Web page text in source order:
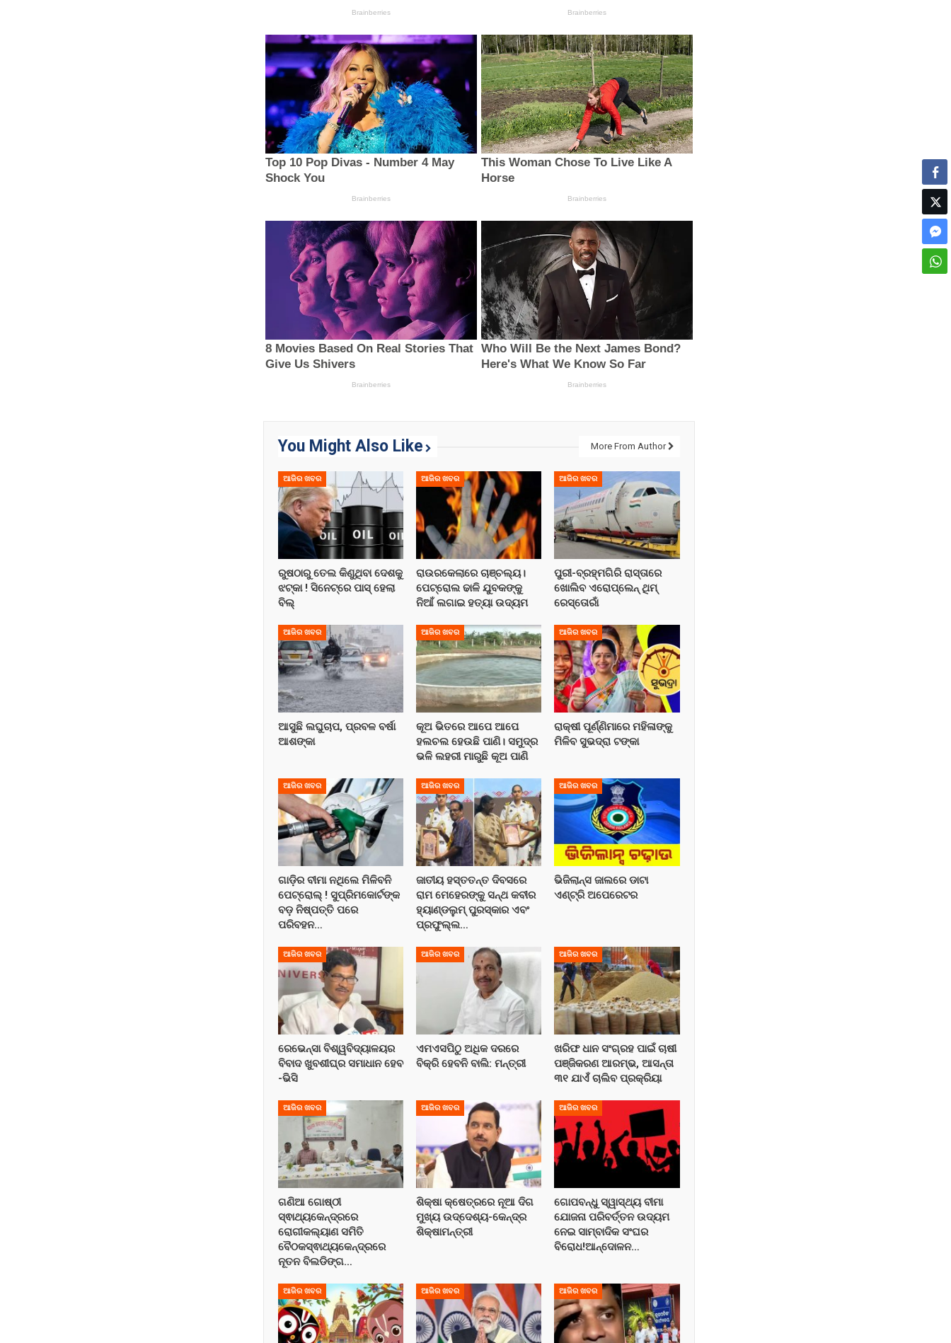
You Might Also Like More From Author
ଆଜିର ଖବର
ରୁଷଠାରୁ ତେଲ କିଣୁଥିବା ଦେଶକୁ
ଝଟ୍‌କା ! ସିନେଟ୍‌ରେ ପାସ୍ ହେଲା
ବିଲ୍
ଆଜିର ଖବର
ରାଉରକେଲାରେ ଚାଞ୍ଚଲ୍ୟ।
ପେଟ୍ରୋଲ ଢାଳି ଯୁବକଙ୍କୁ
ନିଆଁ ଲଗାଇ ହତ୍ୟା ଉଦ୍ୟମ
ଆଜିର ଖବର
ପୁରୀ-ବ୍ରହ୍ମଗିରି ରାସ୍ତାରେ
ଖୋଲିବ ଏରୋପ୍ଲେନ୍‌ ଥିମ୍‌
ରେସ୍ତୋରାଁ
ଆଜିର ଖବର
ଆସୁଛି ଲଘୁଚାପ, ପ୍ରବଳ ବର୍ଷା
ଆଶଙ୍କା
ଆଜିର ଖବର
କୂଅ ଭିତରେ ଆପେ ଆପେ
ହଲଚଲ ହେଉଛି ପାଣି। ସମୁଦ୍ର
ଭଳି ଲହରୀ ମାରୁଛି କୂଅ ପାଣି
ଆଜିର ଖବର
ରାକ୍ଷୀ ପୂର୍ଣ୍ଣିମାରେ ମହିଳାଙ୍କୁ
ମିଳିବ ସୁଭଦ୍ରା ଟଙ୍କା
ଆଜିର ଖବର
ଗାଡ଼ିର ବୀମା ନଥିଲେ ମିଳିବନି
ପେଟ୍ରୋଲ୍ ! ସୁପ୍ରିମକୋର୍ଟଙ୍କ
ବଡ଼ ନିଷ୍ପତ୍ତି ପରେ
ପରିବହନ…
ଆଜିର ଖବର
ଜାତୀୟ ହସ୍ତତନ୍ତ ଦିବସରେ
ରାମ ମେହେରଙ୍କୁ ସନ୍ଥ କବୀର
ହ୍ୟାଣ୍ଡଲୁମ୍ ପୁରସ୍କାର ଏବଂ
ପ୍ରଫୁଲ୍ଲ…
ଆଜିର ଖବର
ଭିଜିଲାନ୍ସ ଜାଲରେ ଡାଟା
ଏଣ୍ଟ୍ରି ଅପେରେଟର
ଆଜିର ଖବର
ରେଭେନ୍ସା ବିଶ୍ୱବିଦ୍ୟାଳୟର
ବିବାଦ ଖୁବଶୀଘ୍ର ସମାଧାନ ହେବ
-ଭିସି
ଆଜିର ଖବର
ଏମଏସପିଠୁ ଅଧିକ ଦରରେ
ବିକ୍ରି ହେବନି ବାଲି: ମନ୍ତ୍ରୀ
ଆଜିର ଖବର
ଖରିଫ ଧାନ ସଂଗ୍ରହ ପାଇଁ ଚାଷୀ
ପଞ୍ଜିକରଣ ଆରମ୍ଭ, ଆସନ୍ତା
୩୧ ଯାଏଁ ଚାଲିବ ପ୍ରକ୍ରିୟା
ଆଜିର ଖବର
ଗଣିଆ ଗୋଷ୍ଠୀ
ସ୍ଵାଥ୍ୟକେନ୍ଦ୍ରରେ
ରୋଗୀକଲ୍ୟାଣ ସମିତି
ବୈଠକସ୍ଵାଥ୍ୟକେନ୍ଦ୍ରରେ
ନୂତନ ବିଲଡିଙ୍ଗ…
ଆଜିର ଖବର
ଶିକ୍ଷା କ୍ଷେତ୍ରରେ ନୂଆ ଦିଗ
ମୁଖ୍ୟ ଉଦ୍ଦେଶ୍ୟ-କେନ୍ଦ୍ର
ଶିକ୍ଷାମନ୍ତ୍ରୀ
ଆଜିର ଖବର
ଗୋପବନ୍ଧୁ ସ୍ୱାସ୍ଥ୍ୟ ବୀମା
ଯୋଜନା ପରିବର୍ତ୍ତନ ଉଦ୍ୟମ
ନେଇ ସାମ୍ବାଦିକ ସଂଘର
ବିରୋଧ!ଆନ୍ଦୋଳନ…
ଆଜିର ଖବର ଆଜିର ଖବର ଆଜିର ଖବର